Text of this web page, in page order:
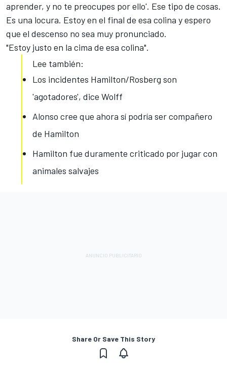
aprender, y no te preocupes por ello'. Ese tipo de cosas.
Es una locura. Estoy en el final de esa colina y espero
que el descenso no sea muy pronunciado.
"Estoy justo en la cima de esa colina".
Lee también:
Los incidentes Hamilton/Rosberg son
'agotadores', dice Wolff
Alonso cree que ahora sí podría ser compañero
de Hamilton
Hamilton fue duramente criticado por jugar con
animales salvajes
Share Or Save This Story